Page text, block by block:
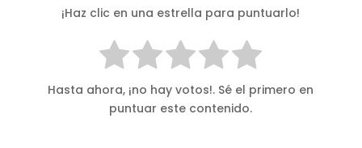
¡Haz clic en una estrella para puntuarlo!
Hasta ahora, ¡no hay votos!. Sé el primero en
puntuar este contenido.